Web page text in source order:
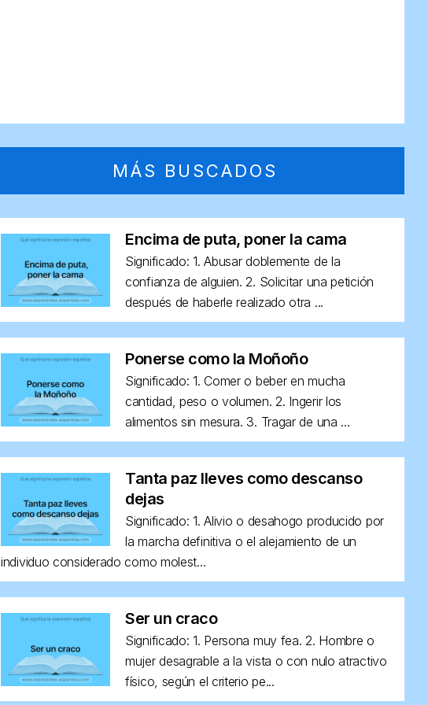
MÁS BUSCADOS
Encima de puta, poner la cama
Significado: 1. Abusar doblemente de la
confianza de alguien. 2. Solicitar una petición
después de haberle realizado otra ...
Ponerse como la Moñoño
Significado: 1. Comer o beber en mucha
cantidad, peso o volumen. 2. Ingerir los
alimentos sin mesura. 3. Tragar de una ...
Tanta paz lleves como descanso
dejas
Significado: 1. Alivio o desahogo producido por
la marcha definitiva o el alejamiento de un
individuo considerado como molest...
Ser un craco
Significado: 1. Persona muy fea. 2. Hombre o
mujer desagrable a la vista o con nulo atractivo
físico, según el criterio pe...